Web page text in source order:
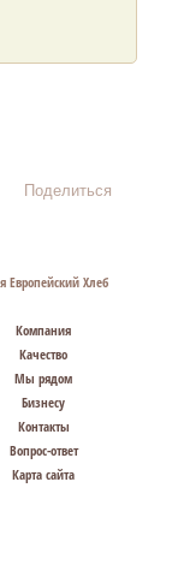
Поделиться
Компания
Качество
Мы рядом
Бизнесу
Контакты
Вопрос-ответ
Карта сайта